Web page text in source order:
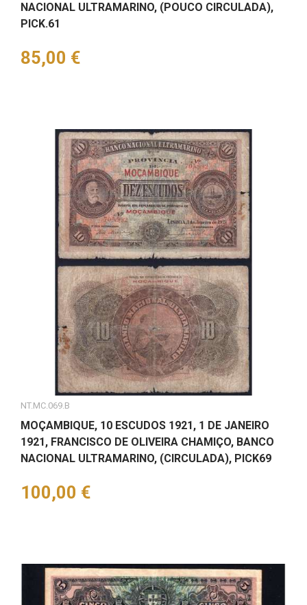
NACIONAL ULTRAMARINO, (POUCO CIRCULADA),
PICK.61
Preço
85,00 €
NT.MC.069.B
MOÇAMBIQUE, 10 ESCUDOS 1921, 1 DE JANEIRO
1921, FRANCISCO DE OLIVEIRA CHAMIÇO, BANCO
NACIONAL ULTRAMARINO, (CIRCULADA), PICK69
Preço
100,00 €